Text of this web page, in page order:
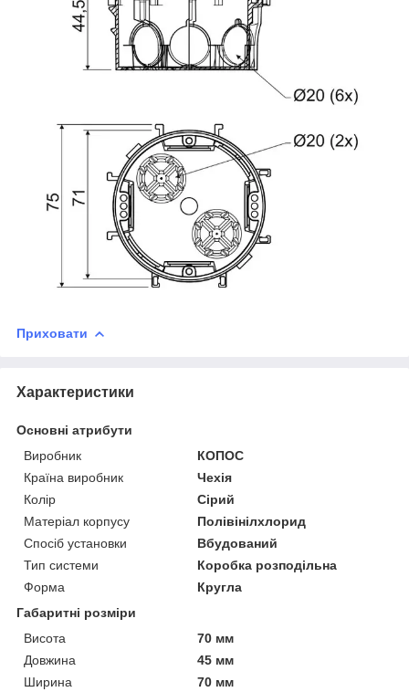
Приховати
Характеристики
Основні атрибути
Виробник
КОПОС
Країна виробник
Чехія
Колір
Сірий
Матеріал корпусу
Полівінілхлорид
Спосіб установки
Вбудований
Тип системи
Коробка розподільна
Форма
Кругла
Габаритні розміри
Висота
70 мм
Довжина
45 мм
Ширина
70 мм